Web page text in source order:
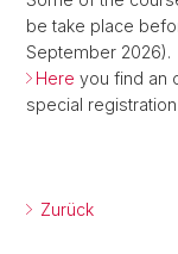
be take place
September 2026).
Here you find an
special
Zurück